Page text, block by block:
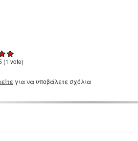
(1 vote)
για να υποβάλετε σχόλια